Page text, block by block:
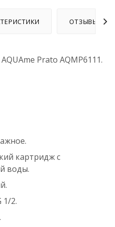
ОТЗЫВЫ
Prato AQMP6111.
картридж с
воды.
1/2.